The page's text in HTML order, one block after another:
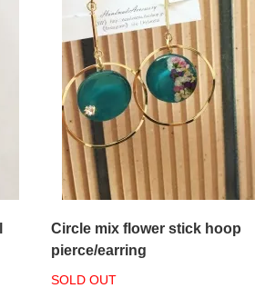
Circle mix flower stick hoop
pierce/earring
SOLD OUT